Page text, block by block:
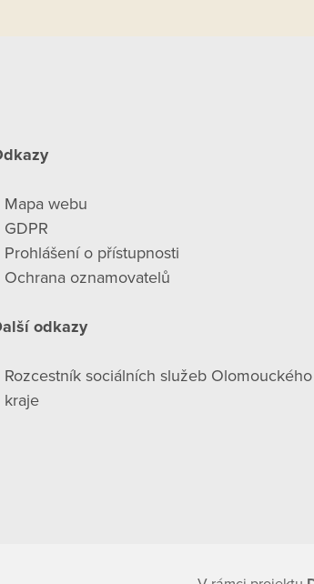
Mapa webu
GDPR
Prohlášení o přístupnosti
Ochrana oznamovatelů
odkazy
Rozcestník sociálních služeb Olomouckého
kraje